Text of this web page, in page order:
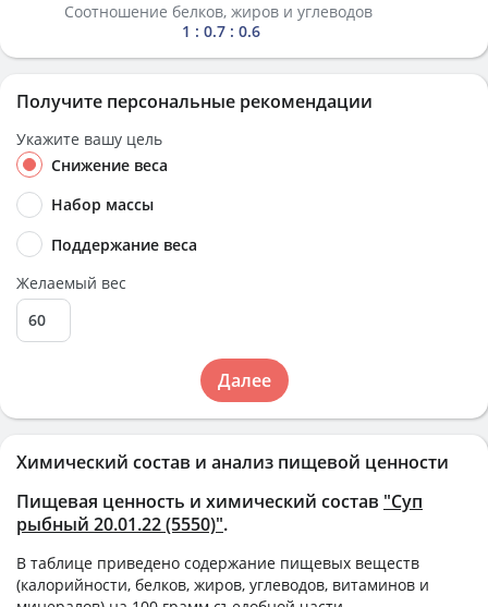
Химический состав и анализ пищевой ценности
Пищевая ценность и химический состав "Суп
рыбный 20.01.22 (5550)".
В таблице приведено содержание пищевых веществ
(калорийности, белков, жиров, углеводов, витаминов и
Соотношение белков, жиров и углеводов
1 : 0.7 : 0.6
Получите персональные рекомендации
Укажите вашу цель
Снижение веса
Набор массы
Поддержание веса
Желаемый вес
Далее